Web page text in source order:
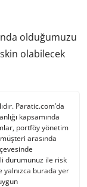
olduğumuzu
olabilecek
Paratic.com’da
kapsamında
portföy yönetim
arasında
durumunuz ile risk
burada yer